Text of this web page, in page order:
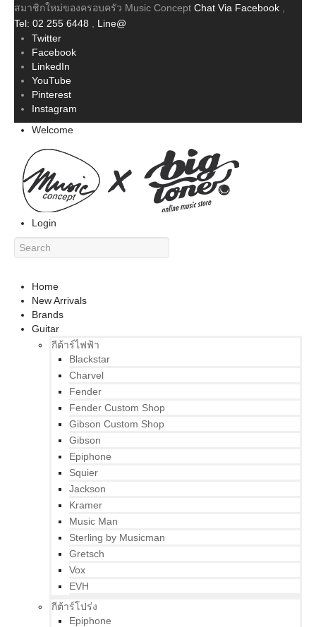
สมาชิกใหม่ของครอบครัว Music Concept Chat Via Facebook
Tel: 02 255 6448
Line@
Twitter
Facebook
LinkedIn
YouTube
Pinterest
Instagram
Welcome
Login
Home
New Arrivals
Brands
Guitar
กีต้าร์ไฟฟ้า
Blackstar
Charvel
Fender
Fender Custom Shop
Gibson Custom Shop
Gibson
Epiphone
Squier
Jackson
Kramer
Music Man
Sterling by Musicman
Gretsch
Vox
EVH
กีต้าร์โปร่ง
Epiphone